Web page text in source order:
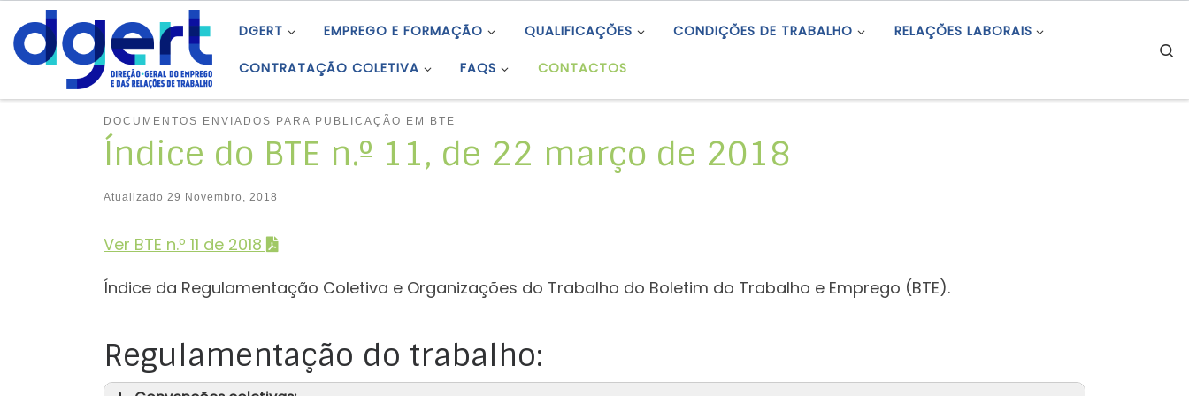
Skip to content DGERT EMPREGO E FORMAÇÃO QUALIFICAÇÕES CONDIÇÕES DE TRABALHO RELAÇÕES LABORAIS
CONTRATAÇÃO COLETIVA FAQS CONTACTOS
DOCUMENTOS ENVIADOS PARA PUBLICAÇÃO EM BTE
Índice do BTE n.º 11, de 22 março de 2018
Atualizado 29 Novembro, 2018
Ver BTE n.º 11 de 2018
Índice da Regulamentação Coletiva e Organizações do Trabalho do Boletim do Trabalho e Emprego (BTE).
Regulamentação do trabalho: